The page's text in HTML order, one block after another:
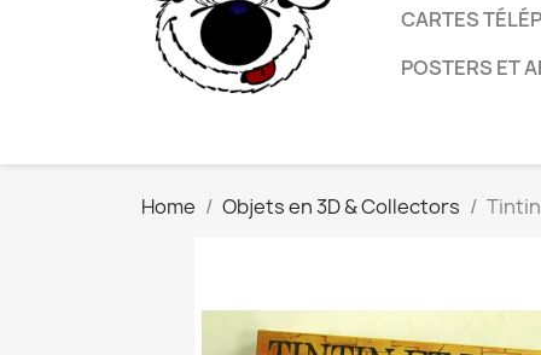
CARTES
POSTERS ET
Home Objets en 3D & Collectors